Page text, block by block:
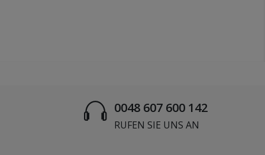
0048 607 600 142
RUFEN SIE UNS AN